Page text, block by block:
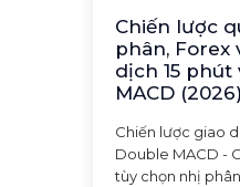
Chiến lược
phân, Forex
dịch 15 phút
MACD (2026)
Chiến lược giao
Double MACD -
tùy chọn nhị